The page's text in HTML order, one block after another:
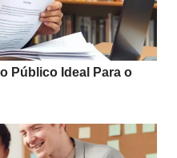
Público Ideal Para o